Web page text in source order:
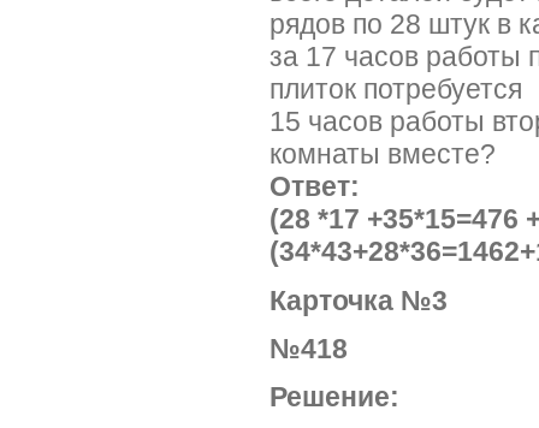
рядов по 28 штук в
за 17 часов
плиток потребуется
15 часов
комнаты вместе?
(28 *17
Решение: